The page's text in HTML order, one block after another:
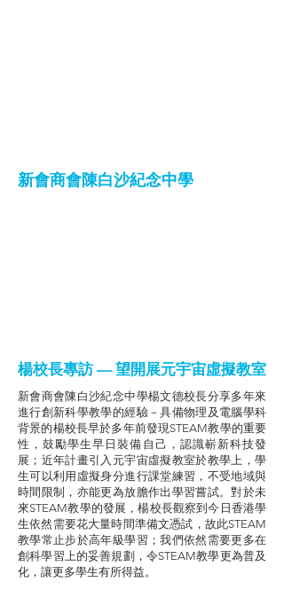
新會商會陳白沙紀念中學
楊校長專訪 — 望開展元宇宙虛擬教室
新會商會陳白沙紀念中學楊文德校長分享多年來
進行創新科學教學的經驗－具備物理及電腦學科
背景的楊校長早於多年前發現STEAM教學的重要
性，鼓勵學生早日裝備自己，認識嶄新科技發
展；近年計畫引入元宇宙虛擬教室於教學上，學
生可以利用虛擬身分進行課堂練習，不受地域與
時間限制，亦能更為放膽作出學習嘗試。對於未
來STEAM教學的發展，楊校長觀察到今日香港學
生依然需要花大量時間準備文憑試，故此STEAM
教學常止步於高年級學習；我們依然需要更多在
創科學習上的妥善規劃，令STEAM教學更為普及
化，讓更多學生有所得益。